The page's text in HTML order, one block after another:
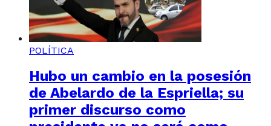
POLÍTICA
Hubo un cambio en la posesión
de Abelardo de la Espriella; su
primer discurso como